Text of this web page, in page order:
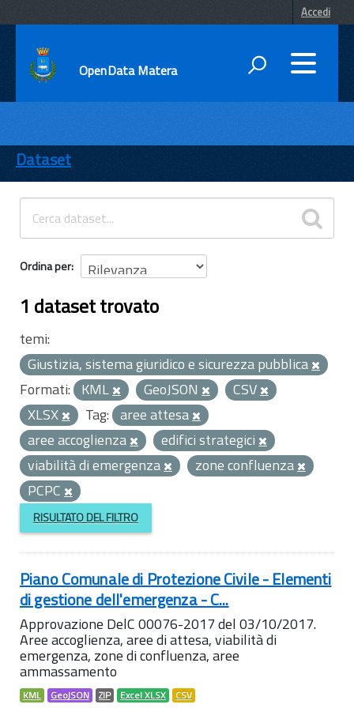
Accedi
OpenData Matera
ENTI
TEMI
INFORMAZIONI
Dataset
Ordina per
1 dataset trovato
temi:
Giustizia, sistema giuridico e sicurezza pubblica
Formati: KML GeoJSON
CSV
XLSX
Tag: aree attesa
aree accoglienza
edifici strategici
viabilità di emergenza
zone confluenza
PCPC
RISULTATO DEL FILTRO
Piano Comunale di Protezione Civile - Elementi
di gestione dell'emergenza - C...
Approvazione DelC 00076-2017 del 03/10/2017.
Aree accoglienza, aree di attesa, viabilità di
emergenza, zone di confluenza, aree
ammassamento
KML GeoJSON ZIP Excel XLSX CSV